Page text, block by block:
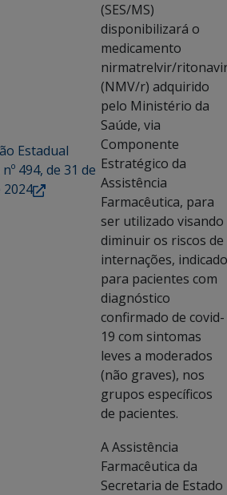
Estadual
nº 494, de 31 de
2024
(SES/MS)
disponibilizará o
medicamento
nirmatrelvir/
(NMV/r) adquirido
pelo Ministério da
Saúde, via
Componente
Estratégico da
Assistência
Farmacêutica, para
ser utilizado visando
diminuir os riscos de
internações, indicado
para pacientes com
diagnóstico
confirmado de covid-
19 com sintomas
leves a moderados
(não graves), nos
grupos específicos
de pacientes.
A Assistência
Farmacêutica da
Secretaria de Estado